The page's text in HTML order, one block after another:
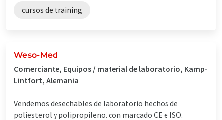
cursos de training
Weso-Med
Comerciante, Equipos / material de laboratorio, Kamp-
Lintfort, Alemania
Vendemos desechables de laboratorio hechos de
poliesterol y polipropileno. con marcado CE e ISO.